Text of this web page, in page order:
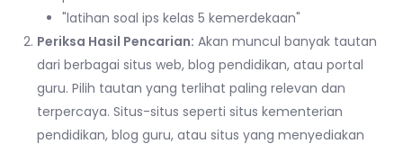
"latihan soal ips kelas 5 kemerdekaan"
Periksa Hasil Pencarian: Akan muncul banyak tautan
dari berbagai situs web, blog pendidikan, atau portal
guru. Pilih tautan yang terlihat paling relevan dan
terpercaya. Situs-situs seperti situs kementerian
pendidikan, blog guru, atau situs yang menyediakan